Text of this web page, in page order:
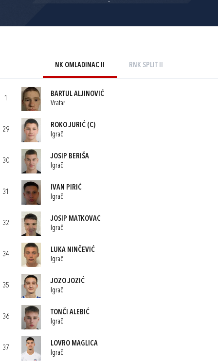
NK OMLADINAC II RNK SPLIT II
1
BARTUL ALJINOVIĆ
Vratar
29
ROKO JURIĆ (C)
Igrač
30
JOSIP BERIŠA
Igrač
31
IVAN PIRIĆ
Igrač
32
JOSIP MATKOVAC
Igrač
34
LUKA NINČEVIĆ
Igrač
35
JOZO JOZIĆ
Igrač
36
TONČI ALEBIĆ
Igrač
37
LOVRO MAGLICA
Igrač